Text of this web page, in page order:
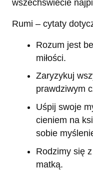
wszechświecie
Rumi – cytaty
Rozum jest
miłości.
Zaryzykuj
prawdziwym
Uśpij swoje
cieniem na
sobie
Rodzimy się
matką.